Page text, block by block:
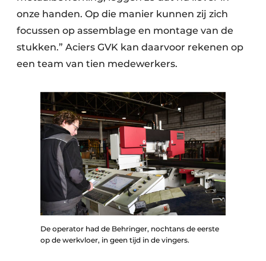
onze handen. Op die manier kunnen zij zich
focussen op assemblage en montage van de
stukken.” Aciers GVK kan daarvoor rekenen op
een team van tien medewerkers.
De operator had de Behringer, nochtans de eerste
op de werkvloer, in geen tijd in de vingers.